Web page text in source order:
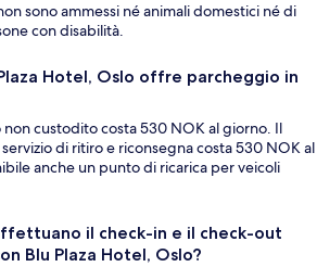
sono ammessi né animali domestici né di
con disabilità.
Hotel, Oslo offre parcheggio in
custodito costa 530 NOK al giorno. Il
di ritiro e riconsegna costa 530 NOK al
anche un punto di ricarica per veicoli
il check-in e il check-out
Blu Plaza Hotel, Oslo?